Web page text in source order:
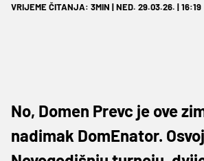
VRIJEME ČITANJA: 3MIN | NED. 29.03.26. | 16:19
No, Domen Prevc je ove
nadimak DomEnator.